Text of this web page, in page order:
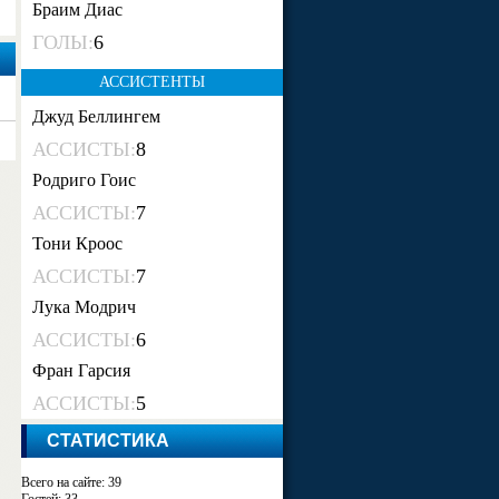
Браим Диас
ГОЛЫ:6
АССИСТЕНТЫ
Джуд Беллингем
АССИСТЫ:8
Родриго Гоис
АССИСТЫ:7
Тони Кроос
АССИСТЫ:7
Лука Модрич
АССИСТЫ:6
Фран Гарсия
АССИСТЫ:5
СТАТИСТИКА
Всего на сайте: 39